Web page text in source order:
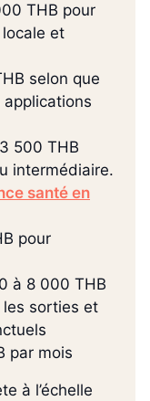
THB pour
et
selon que
500 THB
intermédiaire.
santé en
pour
à 8 000 THB
sorties et
par mois
à l’échelle